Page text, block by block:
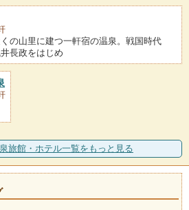
の山里に建つ一軒宿の温泉。戦国時代
長政をはじめ
旅館・ホテル一覧をもっと見る